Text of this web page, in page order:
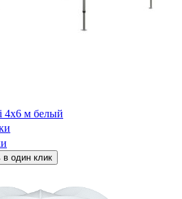
4х6 м белый
в один клик